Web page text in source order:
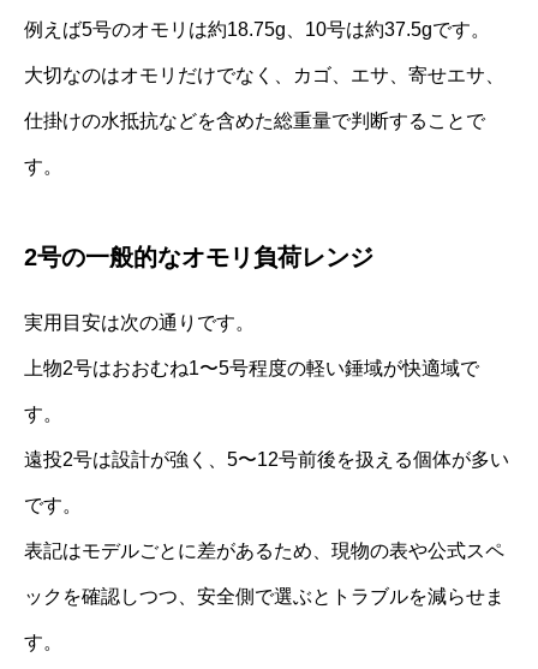
例えば5号のオモリは約18.75g、10号は約37.5gです。
大切なのはオモリだけでなく、カゴ、エサ、寄せエサ、
仕掛けの水抵抗などを含めた総重量で判断することで
す。
2号の一般的なオモリ負荷レンジ
実用目安は次の通りです。
上物2号はおおむね1〜5号程度の軽い錘域が快適域で
す。
遠投2号は設計が強く、5〜12号前後を扱える個体が多い
です。
表記はモデルごとに差があるため、現物の表や公式スペ
ックを確認しつつ、安全側で選ぶとトラブルを減らせま
す。